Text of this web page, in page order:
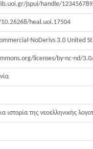
jspui/handle/
heal.uoi.17504
NoDerivs 3.0 United
licenses/by-nc-nd/
ιστορία της νεοελληνικής